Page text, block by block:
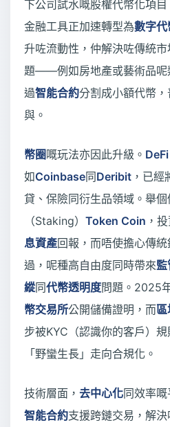
下公司試水嘅股權代幣化項
金融工具正加速轉型為數字代
升咗流動性，仲解決咗傳統市
題——例如房地產或藝術品呢
過智能合約分割成小額代幣
與。
幣圈 嘅玩法亦因此升級。 DeFi
如Coinbase同Deribit ，已經
貸、保險同衍生品領域。舉
（Staking） Token Coin ，
息資產回報，而唔使擔心傳
過，呢種高自由度同時帶來監
縱同代幣透明度問題。2025
幣交易所公開儲備證明，而
步被KYC（認識你的客戶）
「野蠻生長」走向合規化。
技術層面， 去中心化同效率
智能合約支援跨鏈交易，解